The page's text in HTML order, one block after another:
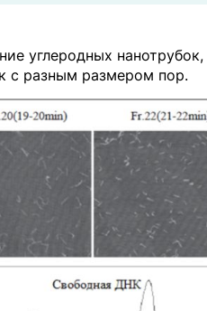
углеродных
с разным размером пор.